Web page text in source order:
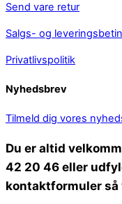
Send vare retur
Salgs- og
Privatlivspolitik
Nyhedsbrev
Tilmeld dig vores
Du er altid
42 20 46 eller
kontaktformuler